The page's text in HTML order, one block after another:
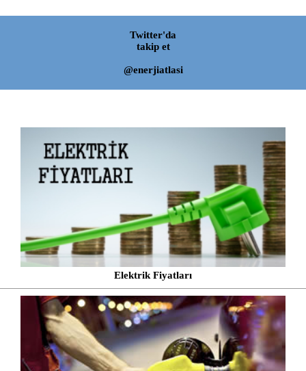
Twitter'da
takip et
@enerjiatlasi
Elektrik Fiyatları